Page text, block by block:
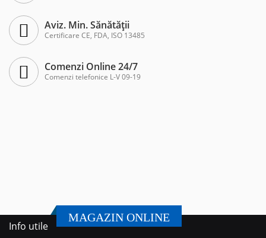
Aviz. Min. Sănătății
Certificare CE, FDA, ISO 13485
Comenzi Online 24/7
Comenzi telefonice L-V 09-19
MAGAZIN ONLINE
Info utile